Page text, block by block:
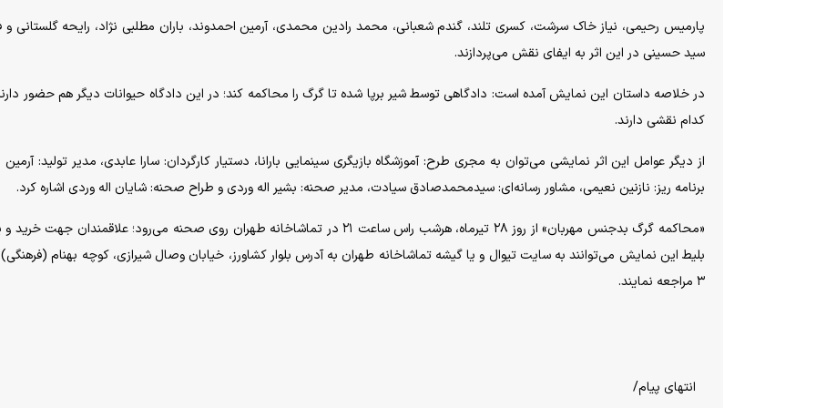
پارمیس رحیمی، نیاز خاک سرشت، کسری تلند، گندم شعبانی، محمد رادین محمدی، آرمین احمدوند، باران مطلبی نژاد، رایحه گلستانی و
سید حسینی در این اثر به ایفای نقش می‌پردازند.
در خلاصه داستان این نمایش آمده است: دادگاهی توسط شیر برپا شده تا گرگ را محاکمه کند؛ در این دادگاه حیوانات دیگر هم حضور
کدام نقشی دارند.
از دیگر عوامل این اثر نمایشی می‌توان به مجری طرح: آموزشگاه بازیگری سینمایی بارانا، دستیار کارگردان: سارا عابدی، مدیر تولید: آرمین
برنامه ریز: نازنین نعیمی، مشاور رسانه‌ای: سیدمحمدصادق سیادت، مدیر صحنه: بشیر اله وردی و طراح صحنه: شایان اله وردی اشاره کرد.
«محاکمه گرگ بدجنس مهربان» از روز ۲۸ تیرماه، هرشب راس ساعت ۲۱ در تماشاخانه طهران روی صحنه می‌رود؛ علاقمندان جهت
بلیط این نمایش می‌توانند به سایت تیوال و یا گیشه تماشاخانه طهران به آدرس بلوار کشاورز، خیابان وصال شیرازی، کوچه بهنام
۳ مراجعه نمایند.
انتهای پیام/